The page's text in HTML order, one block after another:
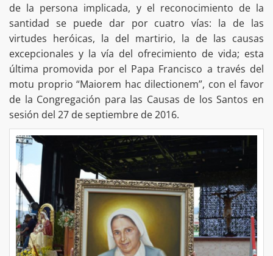
de la persona implicada, y el reconocimiento de la
santidad se puede dar por cuatro vías: la de las
virtudes heróicas, la del martirio, la de las causas
excepcionales y la vía del ofrecimiento de vida; esta
última promovida por el Papa Francisco a través del
motu proprio “Maiorem hac dilectionem”, con el favor
de la Congregación para las Causas de los Santos en
sesión del 27 de septiembre de 2016.